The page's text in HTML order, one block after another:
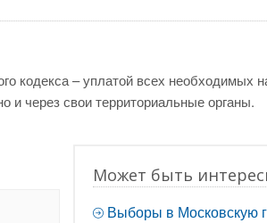
кодекса – уплатой всех необходимых
и через свои территориальные органы.
Может быть
Выборы в Московскую